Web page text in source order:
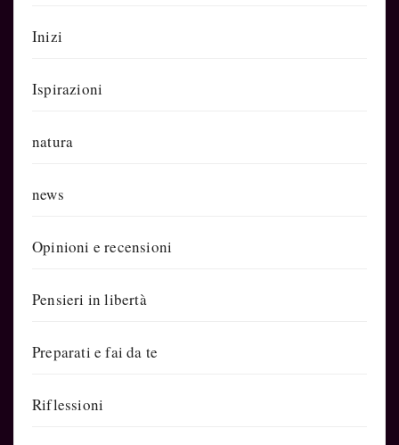
Inizi
Ispirazioni
natura
news
Opinioni e recensioni
Pensieri in libertà
Preparati e fai da te
Riflessioni